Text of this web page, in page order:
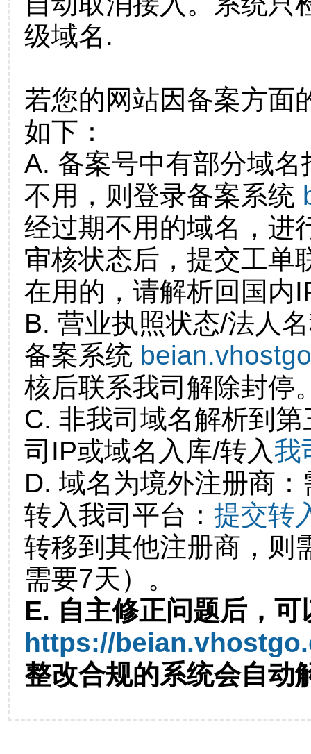
级域名.
若您的网站因备案方面
如下：
A. 备案号中有部分域
不用，则登录备案系统
经过期不用的域名，进
审核状态后，提交工单
在用的，请解析回国内
B. 营业执照状态/法人
备案系统
核后联系我司解除封停
C. 非我司域名解析到
司IP或域名入库/转入我
D. 域名为境外注册商
转入我司平台： 提交转
转移到其他注册商，则
需要7天）。
E. 自主修正问题后，可
https://
整改合规的系统会自动